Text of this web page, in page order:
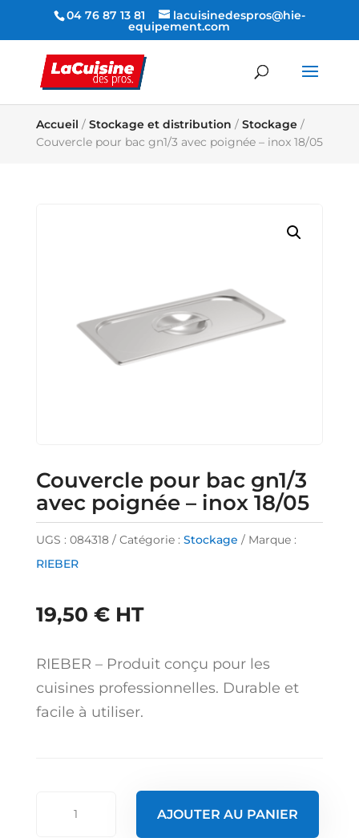
04 76 87 13 81 lacuisinedespros@hie-
equipement.com
Accueil / Stockage et distribution / Stockage/
Couvercle pour bac gn1/3 avec poignée – inox 18/05
Couvercle pour bac gn1/3
avec poignée – inox 18/05
UGS : 084318 Catégorie : Stockage
Marque :
RIEBER
19,50 € HT
RIEBER – Produit conçu pour les
cuisines professionnelles. Durable et
facile à utiliser.
AJOUTER AU PANIER